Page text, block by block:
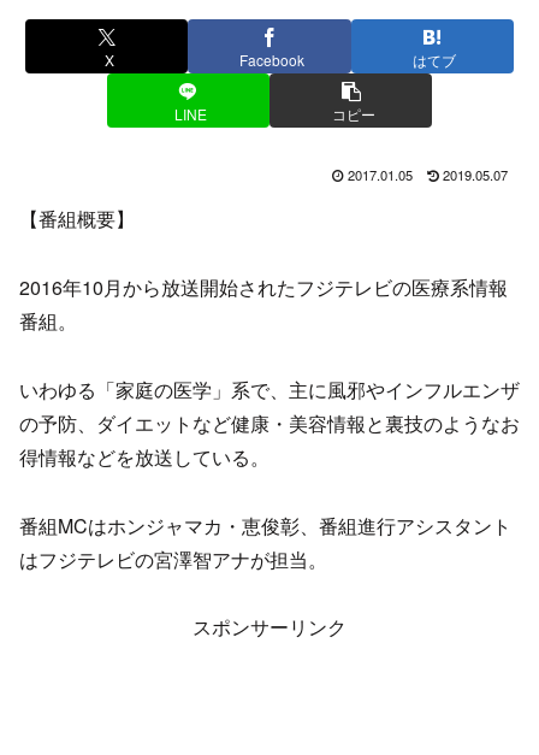
X Facebook はてブ
LINE コピー
2017.01.05 2019.05.07
【番組概要】
2016年10月から放送開始されたフジテレビの医療系情報
番組。
いわゆる「家庭の医学」系で、主に風邪やインフルエンザ
の予防、ダイエットなど健康・美容情報と裏技のようなお
得情報などを放送している。
番組MCはホンジャマカ・恵俊彰、番組進行アシスタント
はフジテレビの宮澤智アナが担当。
スポンサーリンク